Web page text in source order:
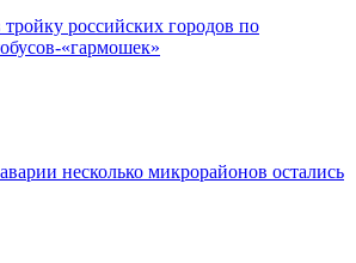
российских городов по
«гармошек»
несколько микрорайонов остались